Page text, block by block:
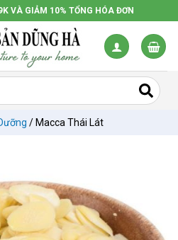
VÀ GIẢM 10% TỔNG HÓA ĐƠN
/ Macca Thái Lát